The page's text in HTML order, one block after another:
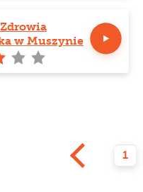
w Muszynie
1